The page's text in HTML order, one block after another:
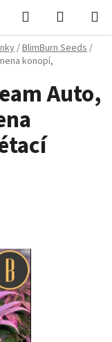
Hledat
KOŠÍK
/BlimBurn Seeds/
konopí,
Auto,